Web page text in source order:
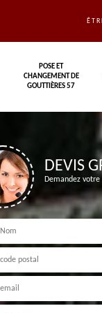
POSE ET
CHANGEMENT DE
GOUTTIÈRES 57
DEVIS
Demandez